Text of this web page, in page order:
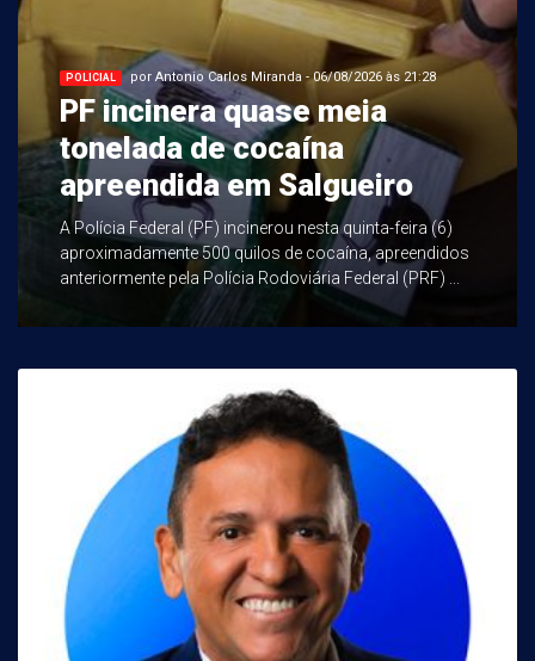
POLICIAL por Antonio Carlos Miranda - 06/08/2026 às 21:28
PF incinera quase meia
tonelada de cocaína
apreendida em Salgueiro
A Polícia Federal (PF) incinerou nesta quinta-feira (6)
aproximadamente 500 quilos de cocaína, apreendidos
anteriormente pela Polícia Rodoviária Federal (PRF) ...